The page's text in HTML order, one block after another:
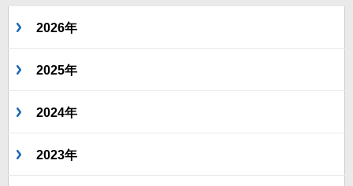
2026年
2025年
2024年
2023年